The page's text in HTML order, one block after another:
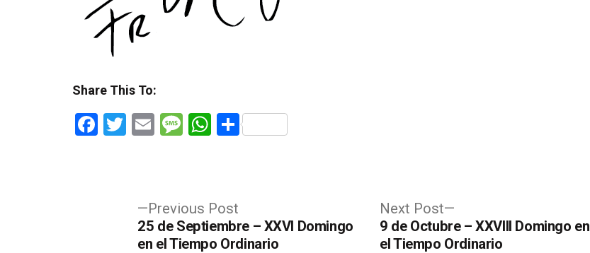
Share This To:
Facebook
Twitter
EmailMessage
WhatsApp
Share
Previous Post
post:
25 de Septiembre – XXVI Domingo
en el Tiempo Ordinario
Next Post
post:
9 de Octubre – XXVIII Domingo en
el Tiempo Ordinario